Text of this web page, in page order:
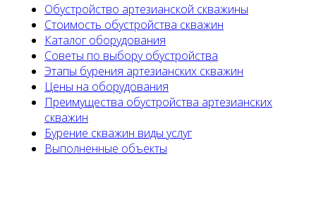
Обустройство артезианской скважины
Стоимость обустройства скважин
Каталог оборудования
Советы по выбору обустройства
Этапы бурения артезианских скважин
Цены на оборудования
Преимущества обустройства артезианских
скважин
Бурение скважин виды услуг
Выполненные объекты